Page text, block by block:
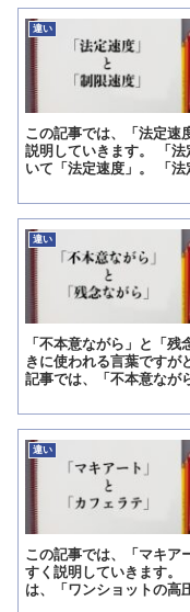
違い
この記事では、「法定速
説明していきます。 「
いて「法定速度」。 「
違い
「不本意ながら」と「
きに使われる言葉ですが
記事では、「不本意なが
違い
この記事では、「マキア
すく説明していきます。
は、「ワンショットの高